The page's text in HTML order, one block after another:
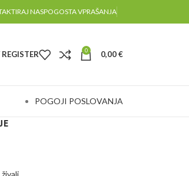
NASPOGOSTA VPRAŠANJA
0 0,00€
POGOJI POSLOVANJA
živali